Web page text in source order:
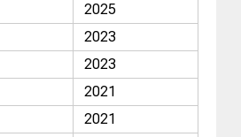
2025
2023
2023
2021
2021